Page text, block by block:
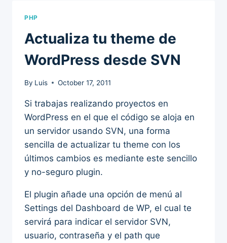
PHP
Actualiza tu theme de
WordPress desde SVN
By Luis October 17, 2011
Si trabajas realizando proyectos en
WordPress en el que el código se aloja en
un servidor usando SVN, una forma
sencilla de actualizar tu theme con los
últimos cambios es mediante este sencillo
y no-seguro plugin.
El plugin añade una opción de menú al
Settings del Dashboard de WP, el cual te
servirá para indicar el servidor SVN,
usuario, contraseña y el path que